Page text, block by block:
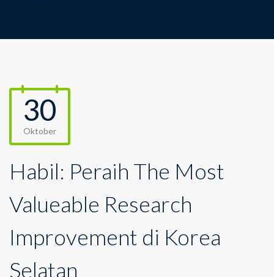
30
Oktober
Habil: Peraih The Most
Valueable Research
Improvement di Korea
Selatan